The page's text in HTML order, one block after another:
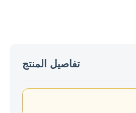
تفاصيل المنتج